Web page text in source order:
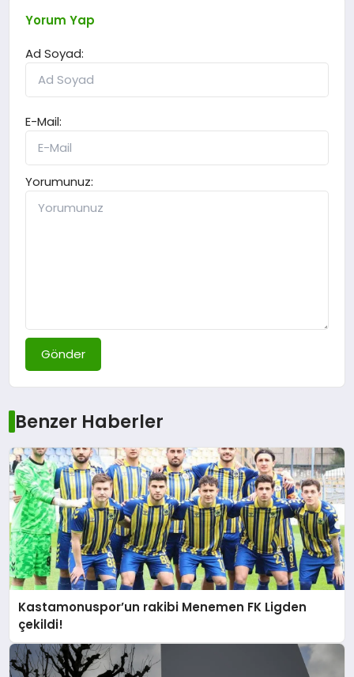
Yorum Yap
Ad Soyad:
E-Mail:
Yorumunuz:
Gönder
Benzer Haberler
Kastamonuspor’un rakibi Menemen FK Ligden
çekildi!